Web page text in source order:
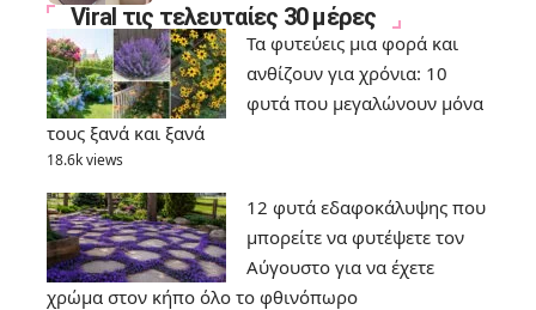
Viral τις τελευταίες 30 μέρες
Τα φυτεύεις μια φορά και
ανθίζουν για χρόνια: 10
φυτά που μεγαλώνουν μόνα
τους ξανά και ξανά
18.6k views
12 φυτά εδαφοκάλυψης που
μπορείτε να φυτέψετε τον
Αύγουστο για να έχετε
χρώμα στον κήπο όλο το φθινόπωρο